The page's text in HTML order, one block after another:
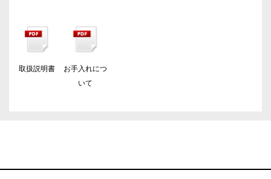
取扱説明書
お手入れにつ
いて